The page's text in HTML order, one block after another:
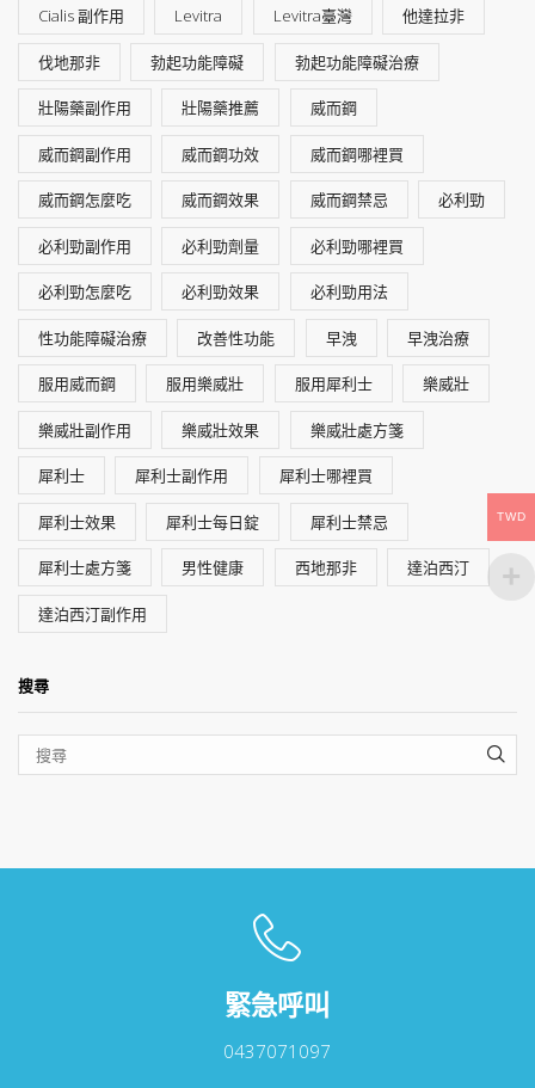
Cialis 副作用 Levitra Levitra臺灣 他達拉非
伐地那非 勃起功能障礙 勃起功能障礙治療
壯陽藥副作用 壯陽藥推薦 威而鋼
威而鋼副作用 威而鋼功效 威而鋼哪裡買
威而鋼怎麼吃 威而鋼效果 威而鋼禁忌 必利勁
必利勁副作用 必利勁劑量 必利勁哪裡買
必利勁怎麼吃 必利勁效果 必利勁用法
性功能障礙治療 改善性功能 早洩 早洩治療
服用威而鋼 服用樂威壯 服用犀利士 樂威壯
樂威壯副作用 樂威壯效果 樂威壯處方箋
犀利士 犀利士副作用 犀利士哪裡買
犀利士效果 犀利士每日錠 犀利士禁忌
犀利士處方箋 男性健康 西地那非 達泊西汀
達泊西汀副作用
搜尋
緊急呼叫
0437071097
TWD